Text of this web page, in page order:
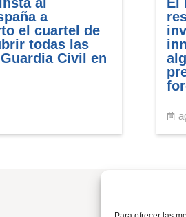
a
el cuartel de
todas las
Civil en